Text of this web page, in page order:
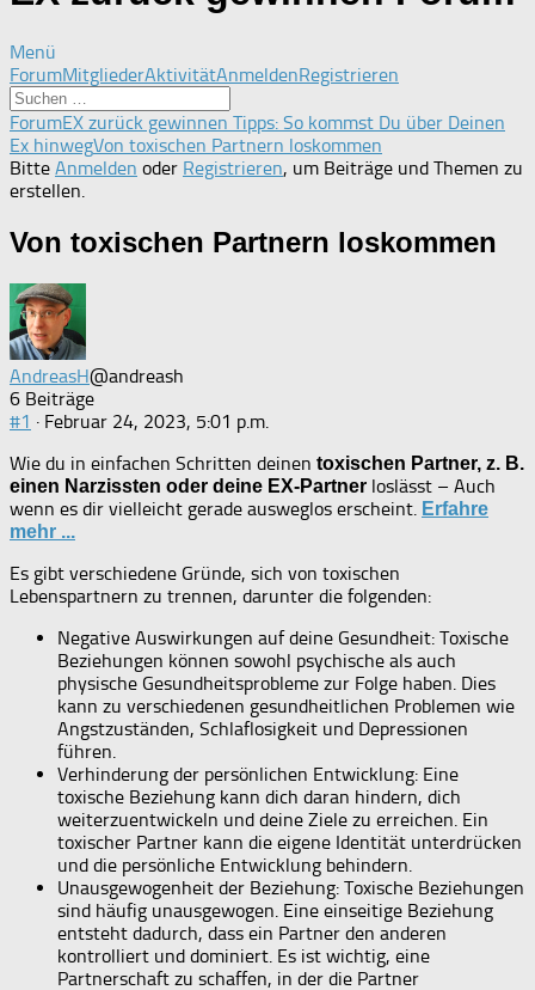
Menü
Forum-
Navigation
ForumMitgliederAktivitätAnmeldenRegistrieren
Forum-
Breadcrumbs
-
Du
hier:
ForumEX zurück gewinnen Tipps: So kommst Du über Deinen
Ex hinwegVon toxischen Partnern loskommen
Bitte Anmelden oder Registrieren, um Beiträge und Themen zu
erstellen.
Von toxischen Partnern loskommen
AndreasH@andreash
6 Beiträge
#1 · Februar 24, 2023, 5:01 p.m.
Wie du in einfachen Schritten deinen toxischen Partner, z. B.
einen Narzissten oder deine EX-Partner loslässt – Auch
wenn es dir vielleicht gerade ausweglos erscheint. Erfahre
mehr ...
Es gibt verschiedene Gründe, sich von toxischen
Lebenspartnern zu trennen, darunter die folgenden:
Negative Auswirkungen auf deine Gesundheit: Toxische
Beziehungen können sowohl psychische als auch
physische Gesundheitsprobleme zur Folge haben. Dies
kann zu verschiedenen gesundheitlichen Problemen wie
Angstzuständen, Schlaflosigkeit und Depressionen
führen.
Verhinderung der persönlichen Entwicklung: Eine
toxische Beziehung kann dich daran hindern, dich
weiterzuentwickeln und deine Ziele zu erreichen. Ein
toxischer Partner kann die eigene Identität unterdrücken
und die persönliche Entwicklung behindern.
Unausgewogenheit der Beziehung: Toxische Beziehungen
sind häufig unausgewogen. Eine einseitige Beziehung
entsteht dadurch, dass ein Partner den anderen
kontrolliert und dominiert. Es ist wichtig, eine
Partnerschaft zu schaffen, in der die Partner